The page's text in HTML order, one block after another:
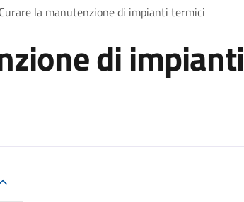
Curare la manutenzione di impianti termici
di impianti